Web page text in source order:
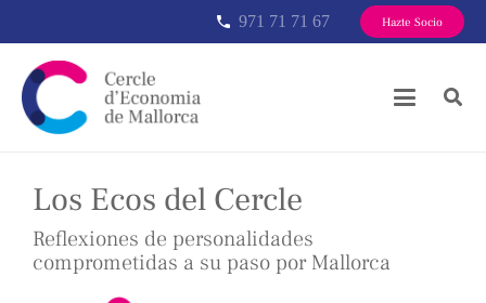
phone 971 71 71 67 Hazte Socio
Los Ecos del Cercle
Reflexiones de personalidades
comprometidas a su paso por Mallorca